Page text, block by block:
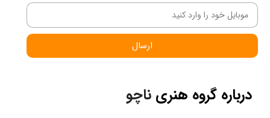
ارسال
درباره گروه هنری ناچو